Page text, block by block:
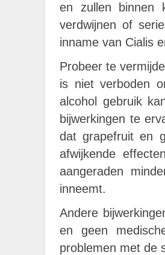
en zullen binnen
verdwijnen of
inname van Cialis
Probeer te
is niet verboden
alcohol gebruik
bijwerkingen te
dat grapefruit en
afwijkende
aangeraden
inneemt.
Andere
en geen
problemen met de